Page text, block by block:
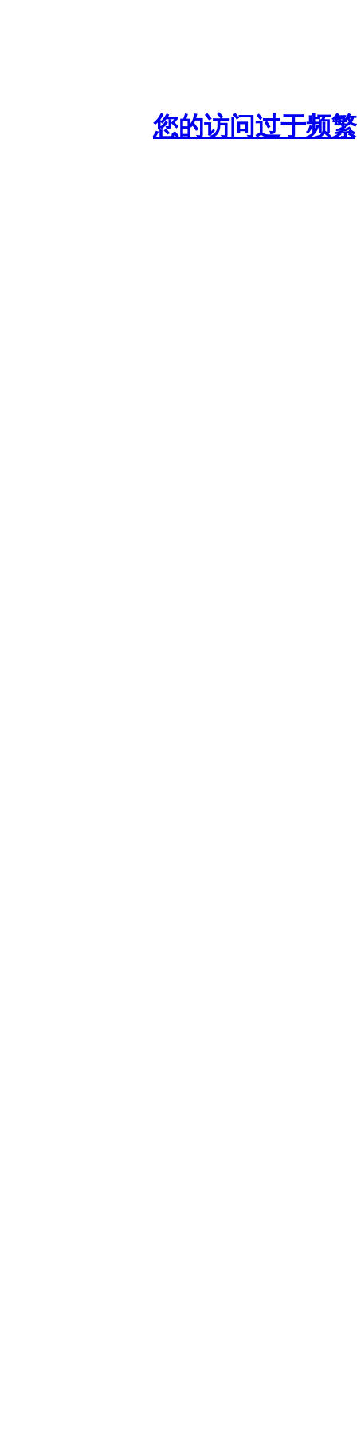
您的访问过于频